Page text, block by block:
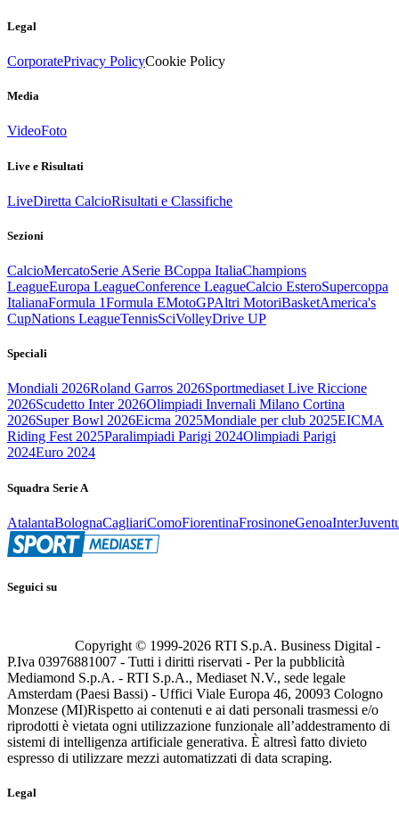
Legal
CorporatePrivacy PolicyCookie Policy
Media
VideoFoto
Live e Risultati
LiveDiretta CalcioRisultati e Classifiche
Sezioni
CalcioMercatoSerie ASerie BCoppa ItaliaChampions
LeagueEuropa LeagueConference LeagueCalcio EsteroSupercoppa
ItalianaFormula 1Formula EMotoGPAltri MotoriBasketAmerica's
CupNations LeagueTennisSciVolleyDrive UP
Speciali
Mondiali 2026Roland Garros 2026Sportmediaset Live Riccione
2026Scudetto Inter 2026Olimpiadi Invernali Milano Cortina
2026Super Bowl 2026Eicma 2025Mondiale per club 2025EICMA
Riding Fest 2025Paralimpiadi Parigi 2024Olimpiadi Parigi
2024Euro 2024
Squadra Serie A
AtalantaBolognaCagliariComoFiorentinaFrosinoneGenoaInter
Seguici su
Copyright © 1999-2026 RTI S.p.A. Business Digital -
P.Iva 03976881007 - Tutti i diritti riservati - Per la pubblicità
Mediamond S.p.A. - RTI S.p.A., Mediaset N.V., sede legale
Amsterdam (Paesi Bassi) - Uffici Viale Europa 46, 20093 Cologno
Monzese (MI)Rispetto ai contenuti e ai dati personali trasmessi e/o
riprodotti è vietata ogni utilizzazione funzionale all’addestramento di
sistemi di intelligenza artificiale generativa. È altresì fatto divieto
espresso di utilizzare mezzi automatizzati di data scraping.
Legal